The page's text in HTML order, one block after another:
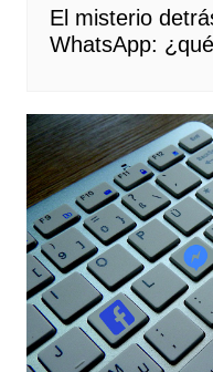
El misterio
WhatsApp: